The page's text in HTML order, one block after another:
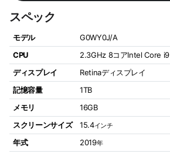
スペック
モデル
G0WY0J/A
CPU
2.3GHz 8コアIntel Core i9
ディスプレイ
Retinaディスプレイ
記憶容量
1TB
メモリ
16GB
スクリーンサイズ
15.4インチ
年式 2019年